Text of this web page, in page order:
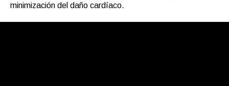
minimización del daño cardíaco.